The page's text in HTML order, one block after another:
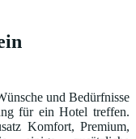
und Bedürfnisse
für ein Hotel treffen.
Komfort, Premium,